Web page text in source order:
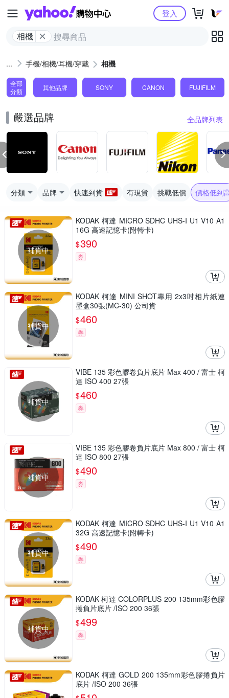
Yahoo購物中心
相機
登入
手機/相機/耳機/穿戴 相機
全部
分類
其他品牌 SONY CANON FUJIFILM
嚴選品牌 全品牌列表
分類 品牌 快速到貨 有現貨 挑戰低價 價格低到
補貨中
KODAK 柯達 MICRO SDHC UHS-I U1 V10 A1
16G 高速記憶卡(附轉卡)
$390
券
補貨中
KODAK 柯達 MINI SHOT專用 2x3吋相片紙連
墨盒30張(MC-30) 公司貨
$460
券
補貨中
VIBE 135 彩色膠卷負片底片 Max 400 / 富士 柯
達 ISO 400 27張
$460
券
補貨中
VIBE 135 彩色膠卷負片底片 Max 800 / 富士 柯
達 ISO 800 27張
$490
券
補貨中
KODAK 柯達 MICRO SDHC UHS-I U1 V10 A1
32G 高速記憶卡(附轉卡)
$490
券
補貨中
KODAK 柯達 COLORPLUS 200 135mm彩色膠
捲負片底片 /ISO 200 36張
$499
券
KODAK 柯達 GOLD 200 135mm彩色膠捲負片
底片 /ISO 200 36張